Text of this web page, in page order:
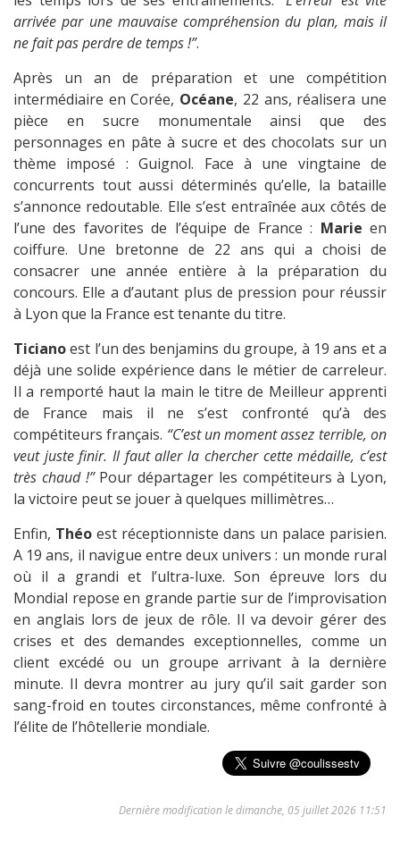
arrivée par une mauvaise compréhension du plan, mais il
ne fait pas perdre de temps !”.
Après un an de préparation et une compétition
intermédiaire en Corée, Océane, 22 ans, réalisera une
pièce en sucre monumentale ainsi que des
personnages en pâte à sucre et des chocolats sur un
thème imposé : Guignol. Face à une vingtaine de
concurrents tout aussi déterminés qu’elle, la bataille
s’annonce redoutable. Elle s’est entraînée aux côtés de
l’une des favorites de l’équipe de France : Marie en
coiffure. Une bretonne de 22 ans qui a choisi de
consacrer une année entière à la préparation du
concours. Elle a d’autant plus de pression pour réussir
à Lyon que la France est tenante du titre.
Ticianoest l’un des benjamins du groupe, à 19 ans et a
déjà une solide expérience dans le métier de carreleur.
Il a remporté haut la main le titre de Meilleur apprenti
de France mais il ne s’est confronté qu’à des
compétiteurs français. “C’est un moment assez terrible, on
veut juste finir. Il faut aller la chercher cette médaille, c’est
très chaud !”Pour départager les compétiteurs à Lyon,
la victoire peut se jouer à quelques millimètres…
Enfin, Théo est réceptionniste dans un palace parisien.
A 19 ans, il navigue entre deux univers : un monde rural
où il a grandi et l’ultra-luxe. Son épreuve lors du
Mondial repose en grande partie sur de l’improvisation
en anglais lors de jeux de rôle. Il va devoir gérer des
crises et des demandes exceptionnelles, comme un
client excédé ou un groupe arrivant à la dernière
minute. Il devra montrer au jury qu’il sait garder son
sang-froid en toutes circonstances, même confronté à
l’élite de l’hôtellerie mondiale.
Dernière modification le dimanche, 05 juillet 2026 11:51